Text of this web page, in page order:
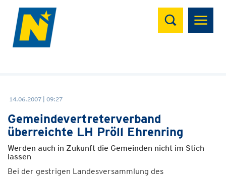
Suchen
14.06.2007 | 09:27
Gemeindevertreterverband
überreichte LH Pröll Ehrenring
Werden auch in Zukunft die Gemeinden nicht im Stich
lassen
Bei der gestrigen Landesversammlung des